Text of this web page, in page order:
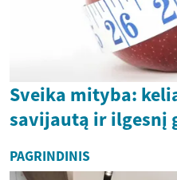
Sveika mityba:
savijautą ir ilgesnį
PAGRINDINIS